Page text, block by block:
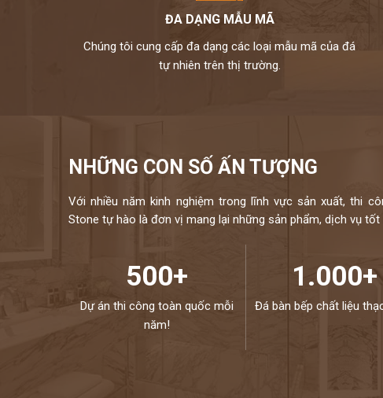
ĐA DẠNG MẪU MÃ
Chúng tôi cung cấp đa dạng các loại mẫu mã của đá
tự nhiên trên thị trường.
NHỮNG CON SỐ ẤN TƯỢNG
Với nhiều năm kinh nghiệm trong lĩnh vực sản xuất, thi
Stone tự hào là đơn vị mang lại những sản phẩm, dịch vụ
500+
Dự án thi công toàn quốc mỗi
năm!
1.000+
Đá bàn bếp chất liệu